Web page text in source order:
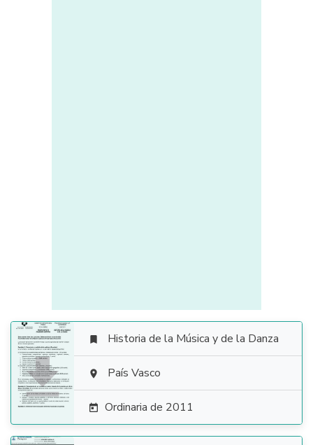

 Historia de la Música y de la Danza
 País Vasco
 Ordinaria de 2011